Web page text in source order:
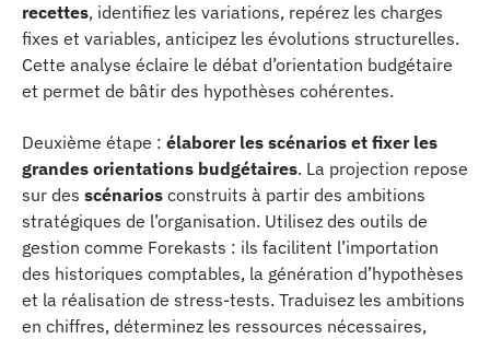
recettes, identifiez les variations, repérez les charges
fixes et variables, anticipez les évolutions structurelles.
Cette analyse éclaire le débat d’orientation budgétaire
et permet de bâtir des hypothèses cohérentes.
Deuxième étape : élaborer les scénarios et fixer les
grandes orientations budgétaires. La projection repose
sur des scénarios construits à partir des ambitions
stratégiques de l’organisation. Utilisez des outils de
gestion comme Forekasts : ils facilitent l’importation
des historiques comptables, la génération d’hypothèses
et la réalisation de stress-tests. Traduisez les ambitions
en chiffres, déterminez les ressources nécessaires,